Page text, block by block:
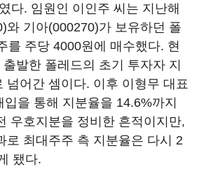
다. 임원인 이인주 씨는 지난해
와 기아(000270)가 보유하던 폴
를 주당 4000원에 매수했다. 현
발한 폴레드의 초기 투자자 지
넘어간 셈이다. 이후 이형무 대표
입을 통해 지분율을 14.6%까지
우호지분을 정비한 흔적이지만,
로 최대주주 측 지분율은 다시 2
됐다.